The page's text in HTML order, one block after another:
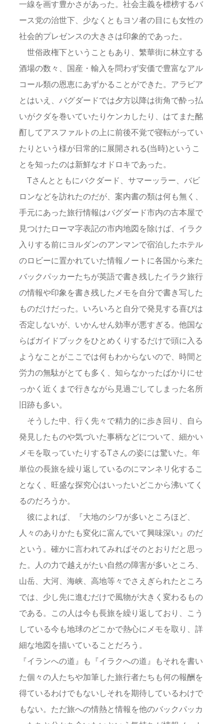
一線を画す豊かさがあった。社会主義を標榜するバ
ース党の治世下、少なくともヨソ者の目にも女性の
社会的プレゼンスの大きさは印象的であった。
世俗政権下ということもあり、繁華街に林立する
酒場の数々、国産・輸入を問わず安価で豊富なアル
コール類の恩恵にあずかることができた。アラビア
とはいえ、バグダードでは夕方以降は街角で酔っ払
いがクダを巻いていたりケンカしたり、はてまた酩
酊してアスファルトの上に前後不覚で寝転がってい
たりという様が日常的に展開される(当時)というこ
とを知ったのは新鮮なオドロキであった。
Tさんとともにバクダード、サマーッラー、バビ
ロンなどを訪れたのだが、案内書の類は何も無く、
手元にあった旅行情報はバグダード市内の古本屋で
見つけたローマ字表記の市内地図を除けば、イラク
入りする前にヨルダンのアンマンで宿泊したホテル
のロビーに置かれていた情報ノートに各国から来た
バックパッカーたちが英語で書き残したイラク旅行
の情報や印象を書き残したメモを自分で書き写した
ものだけだった。いろいろと自分で発見する喜びは
否定しないが、いかんせん効率が悪すぎる。他国な
らばガイドブックをひとめくりするだけで頭に入る
ようなことがここでは何もわからないので、時間と
労力の無駄がとても多く、知らなかったばかりにせ
っかく近くまで行きながら見過ごしてしまった名所
旧跡も多い。
そうした中、行く先々で精力的に歩き回り、自ら
発見したものや気づいた事柄などについて、細かい
メモを取っていたりするTさんの姿には驚いた。年
単位の長旅を繰り返しているのにマンネリ化するこ
となく、旺盛な探究心はいったいどこから沸いてく
るのだろうか。
彼によれば、『大地のシワが多いところほど、
人々のありかたも変化に富んでいて興味深い』のだ
という。確かに言われてみればそのとおりだと思っ
た。人の力で越えがたい自然の障害が多いところ、
山岳、大河、海峡、高地等々でさえぎられたところ
では、少し先に進むだけで風物が大きく変わるもの
である。この人は今も長旅を繰り返しており、こう
している今も地球のどこかで熱心にメモを取り、詳
細な地図を描いていることだろう。
『イランへの道』も『イラクへの道』もそれを書い
た個々の人たちや加筆した旅行者たちも何の報酬を
得ているわけでもないしそれを期待しているわけで
もない。ただ旅への情熱と情報を他のバックパッカ